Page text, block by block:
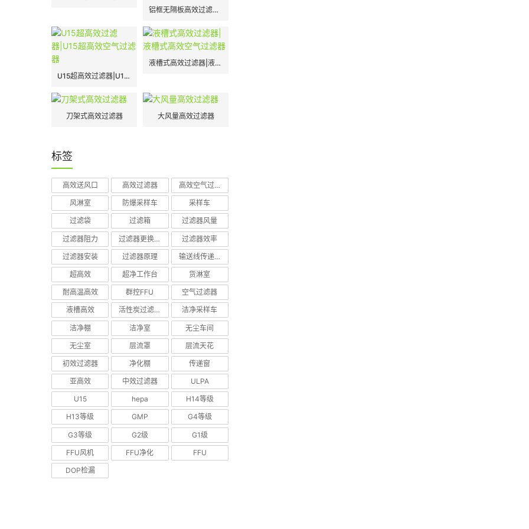
铝框无隔板高效过滤器|H13|H14
U15超高效过滤器|U15超高效空气过滤器
液槽式高效过滤器|液槽式高效空气过滤器
刀架式高效过滤器 大风量高效过滤器
标签
高效送风口 高效过滤器 高效空气过滤器
风淋室 防爆采样车 采样车
过滤袋 过滤箱 过滤器风量
过滤器阻力 过滤器更换周期 过滤器效率
过滤器安装 过滤器原理 输送线传递窗
超高效 超净工作台 货淋室
耐高温高效 群控FFU 空气过滤器
液槽高效 活性炭过滤器 洁净采样车
洁净棚 洁净室 无尘车间
无尘室 层流罩 层流天花
初效过滤器 净化棚 传递窗
亚高效 中效过滤器 ULPA
U15 hepa H14等级
H13等级 GMP G4等级
G3等级 G2级 G1级
FFU风机 FFU净化 FFU
DOP检漏